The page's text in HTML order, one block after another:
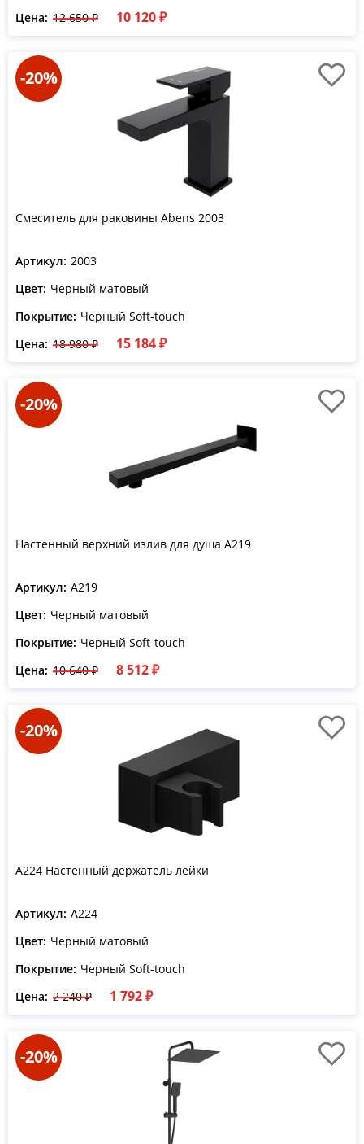
Цена: 12 650 ₽ 10 120 ₽
-20%
Смеситель для раковины Abens 2003
Артикул: 2003
Цвет: Черный матовый
Покрытие: Черный Soft-touch
Цена: 18 980 ₽ 15 184 ₽
-20%
Настенный верхний излив для душа A219
Артикул: A219
Цвет: Черный матовый
Покрытие: Черный Soft-touch
Цена: 10 640 ₽ 8 512 ₽
-20%
A224 Настенный держатель лейки
Артикул: A224
Цвет: Черный матовый
Покрытие: Черный Soft-touch
Цена: 2 240 ₽ 1 792 ₽
-20%